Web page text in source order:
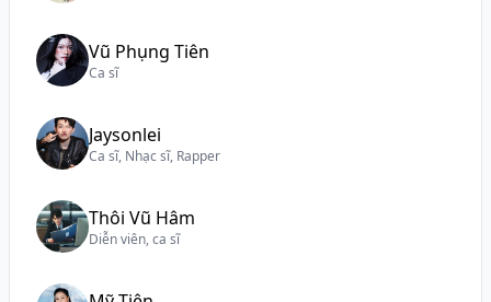
Vũ Phụng Tiên
Ca sĩ
Jaysonlei
Ca sĩ, Nhạc sĩ, Rapper
Thôi Vũ Hâm
Diễn viên, ca sĩ